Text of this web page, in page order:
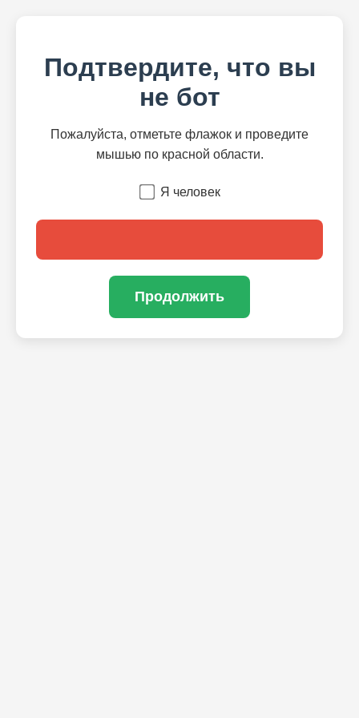
Подтвердите, что вы
не бот
Пожалуйста, отметьте флажок и проведите
мышью по красной области.
Я человек
Продолжить